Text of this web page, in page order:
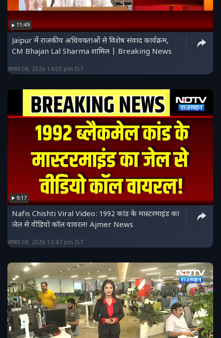
11:49
Jaipur में राजकीय अधिवक्ताओं से विशेष संवाद कार्यक्रम,
CM Bhajan Lal Sharma शामिल | Breaking News
अगस्त 08, 2026 14:05 pm IST
9:17
Nafis Chishti Viral Video: 1992 कांड के मास्टरमाइंड का
जेल से वीडियो कॉल वायरल! Ajmer News
अगस्त 08, 2026 12:47 pm IST